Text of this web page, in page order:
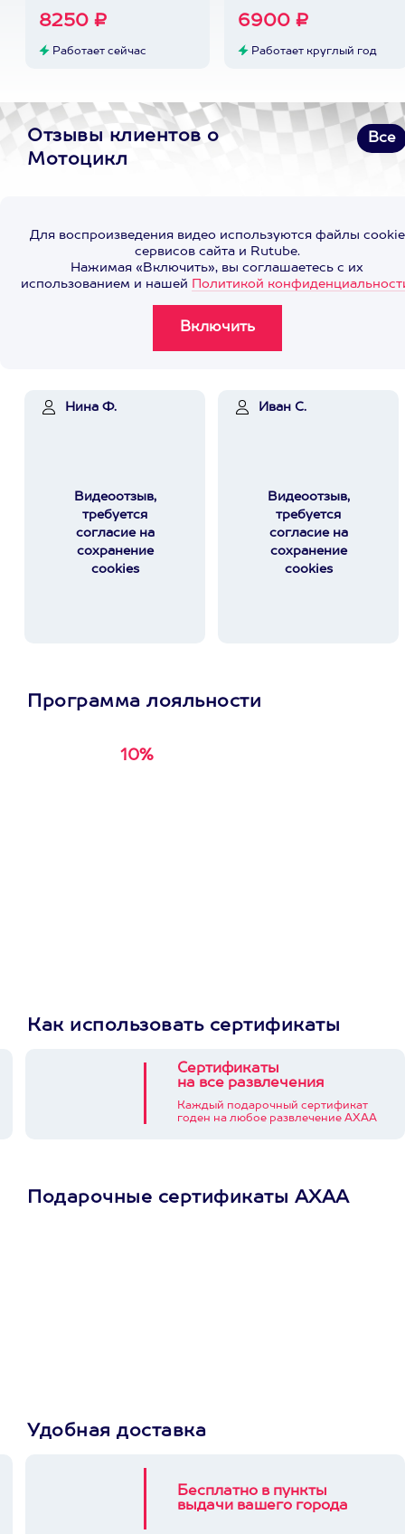
8250 ₽
Работает сейчас
6900 ₽
Работает круглый год
Отзывы клиентов о
Мотоцикл
Все
Для воспроизведения видео используются файлы cookie
сервисов сайта и Rutube.
Нажимая «Включить», вы соглашаетесь с их
использованием и нашей Политикой
Нина Ф.
Видеоотзыв,
требуется
согласие на
сохранение
cookies
Иван С.
Видеоотзыв,
требуется
согласие на
сохранение
cookies
Программа лояльности
10%
Как использовать сертификаты
Сертификаты
на все развлечения
Каждый подарочный сертификат
годен на любое развлечение АХАА
Подарочные сертификаты АХАА
Удобная доставка
Бесплатно в пункты
выдачи вашего города